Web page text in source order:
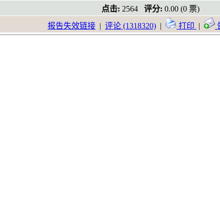
点击: 2564 评分: 0.00 (0 票)
报告失效链接 | 评论 (1318320) | 打印 |